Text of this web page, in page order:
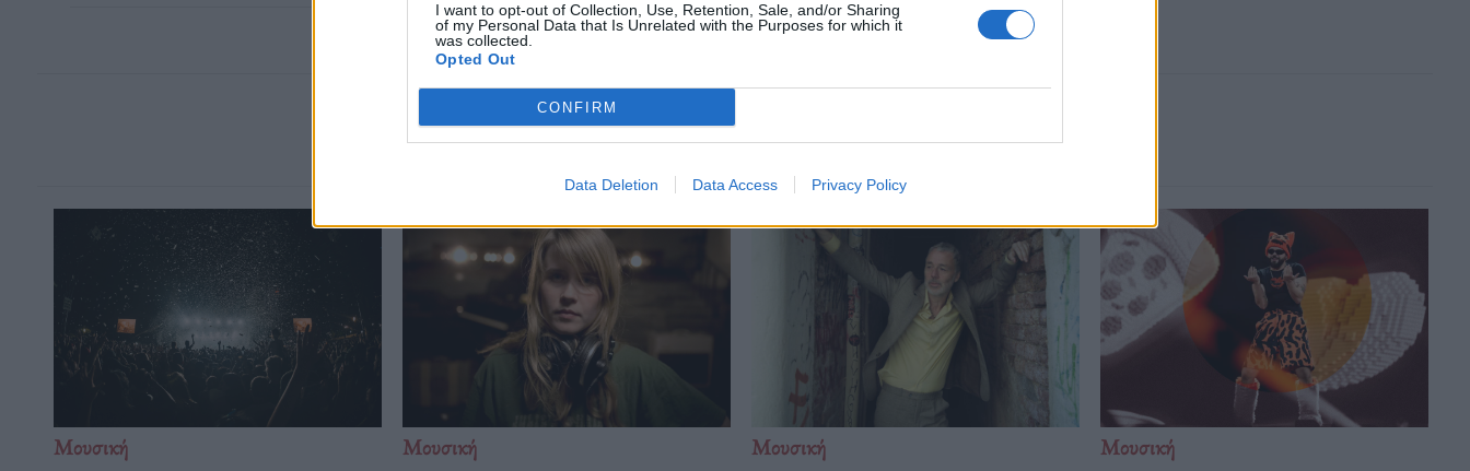
I want to opt-out of Collection, Use, Retention, Sale, and/or Sharing
of my Personal Data that Is Unrelated with the Purposes for which it
was collected.
Opted Out
CONFIRM
Data Deletion Data Access Privacy Policy
Δείτε επίσης
Μουσική Μουσική Μουσική Μουσική